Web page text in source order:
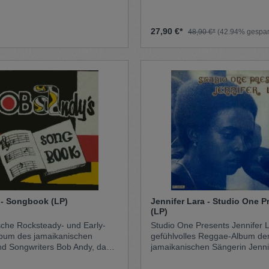
und tiefe Grooves
die direkt an die goldene Ära
Instrumentalmusik
Atomic ist ein
Album voller tanzbarer
organischer Banddynamik
27,90 €* 48,90 €* (42.94%
Songbook (LP)
Rocksteady- und Early-
des jamaikanischen
Songwriters Bob Andy, das
Jennifer Lara - Studio One Presents
(LP)
Studio One Presents Jennifer
gefühlvolles Reggae-Album
jamaikanischen Sängerin